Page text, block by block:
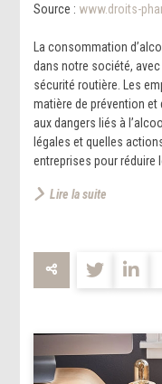
Source : www.droits-
La consommation
dans notre société,
sécurité routière. Les
matière de prévention
aux dangers liés à
légales et quelles
entreprises pour réduire
Lire la suite